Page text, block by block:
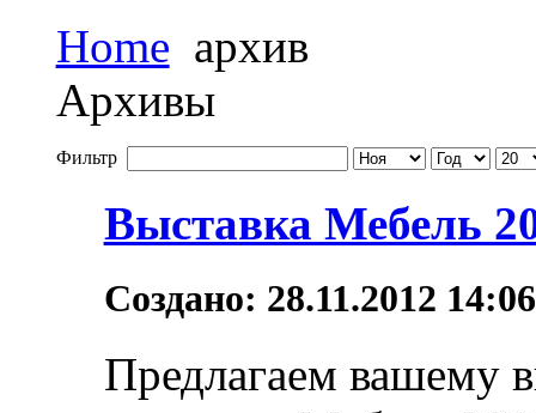
Home архив
Архивы
Фильтр
Выставка Мебель
Создано: 28.11.2012
Предлагаем вашему